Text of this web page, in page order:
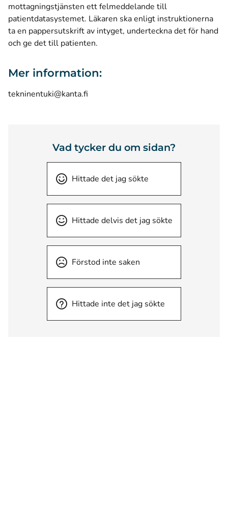
mottagningstjänsten ett felmeddelande till
patientdatasystemet. Läkaren ska enligt instruktionerna
ta en pappersutskrift av intyget, underteckna det för hand
och ge det till patienten.
Mer information:
tekninentuki@kanta.fi
Vad tycker du om sidan?
Hittade det jag sökte
Hittade delvis det jag sökte
Förstod inte saken
Hittade inte det jag sökte